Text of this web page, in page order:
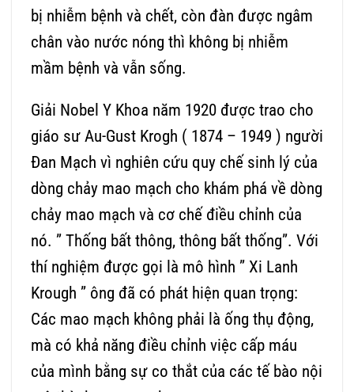
bị nhiễm bệnh và chết, còn đàn được ngâm
chân vào nước nóng thì không bị nhiễm
mầm bệnh và vẫn sống.
Giải Nobel Y Khoa năm 1920 được trao cho
giáo sư Au-Gust Krogh ( 1874 – 1949 ) người
Đan Mạch vì nghiên cứu quy chế sinh lý của
dòng chảy mao mạch cho khám phá về dòng
chảy mao mạch và cơ chế điều chỉnh của
nó. ” Thống bất thông, thông bất thống”. Với
thí nghiệm được gọi là mô hình ” Xi Lanh
Krough ” ông đã có phát hiện quan trọng:
Các mao mạch không phải là ống thụ động,
mà có khả năng điều chỉnh việc cấp máu
của mình bằng sự co thắt của các tế bào nội